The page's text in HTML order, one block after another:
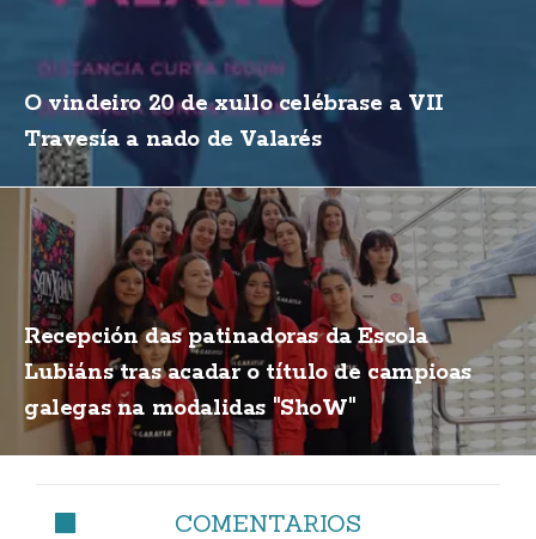
O vindeiro 20 de xullo celébrase a VII
Travesía a nado de Valarés
Recepción das patinadoras da Escola
Lubiáns tras acadar o título de campioas
galegas na modalidas "ShoW"
COMENTARIOS